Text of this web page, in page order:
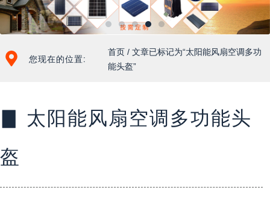
您现在的位置:
首页 / 文章已标记为“太阳能风扇空调多功
能头盔”
▊ 太阳能风扇空调多功能头
盔